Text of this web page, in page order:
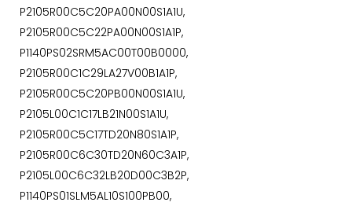
P2105R00C5C20PA00N00S1A1U,
P2105R00C5C22PA00N00S1A1P,
P1140PS02SRM5AC00T00B0000,
P2105R00C1C29LA27V00B1A1P,
P2105R00C5C20PB00N00S1A1U,
P2105L00C1C17LB21N00S1A1U,
P2105R00C5C17TD20N80S1A1P,
P2105R00C6C30TD20N60C3A1P,
P2105L00C6C32LB20D00C3B2P,
P1140PS01SLM5AL10S100PB00,